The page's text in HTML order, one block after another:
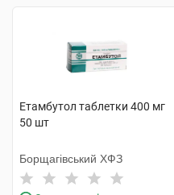
Етамбутол таблетки 400 мг
50 шт
Борщагівський ХФЗ